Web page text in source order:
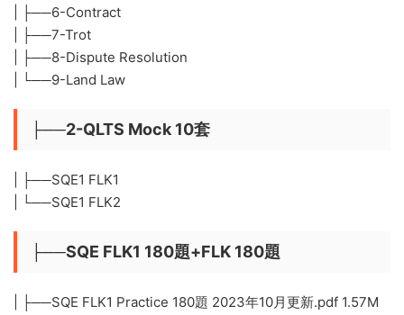
| ├──6-Contract
| ├──7-Trot
| ├──8-Dispute Resolution
| └──9-Land Law
├──2-QLTS Mock 10套
| ├──SQE1 FLK1
| └──SQE1 FLK2
├──SQE FLK1 180題+FLK 180題
| ├──SQE FLK1 Practice 180題 2023年10月更新.pdf 1.57M